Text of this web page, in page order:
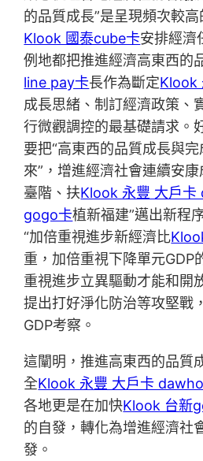
的品質成長”是呈現頻次較
Klook 國泰cube卡安排經濟
例地都把推進經濟高東西的
line pay卡長作為斷定Klook
成長思緒、制訂經濟政策、
行微觀調控的最基礎請求。
要把“高東西的品質成長與
來”，增進經濟社會連續安
臺階、扶Klook 永豐 大戶卡
gogo卡植新福建”邁出新程
“加倍重視進步新經濟比
重，加倍重視下降單元GDP
重視進步立異驅動才能和開
提出打好淨化防治等攻堅戰
GDP考察。
這闡明，推進高東西的品質
全Klook 永豐 大戶卡 dawho
各地更是在加快Klook 台新
的自發，轉化為增進經濟社
發。